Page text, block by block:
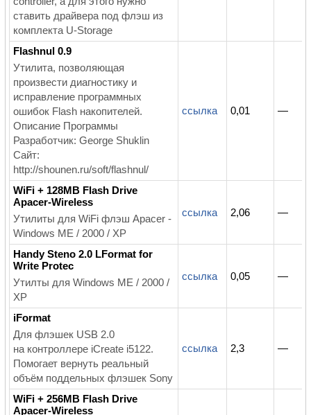
ставить драйвера под флэш из
комплекта U-Storage
Flashnul 0.9
Утилита, позволяющая
произвести диагностику и
исправление программных
ошибок Flash накопителей.
Описание Программы
Разработчик: George Shuklin
Сайт:
http://shounen.ru/soft/flashnul/
ссылка 0,01 —
WiFi + 128MB Flash Drive
Apacer-Wireless
Утилиты для WiFi флэш Apacer -
Windows ME / 2000 / XP
ссылка 2,06 —
Handy Steno 2.0 LFormat for
Write Protec
Утилты для Windows ME / 2000 /
XP
ссылка 0,05 —
iFormat
Для флэшек USB 2.0
на контроллере iCreate i5122.
Помогает вернуть реальный
объём поддельных флэшек Sony
ссылка 2,3 —
WiFi + 256MB Flash Drive
Apacer-Wireless